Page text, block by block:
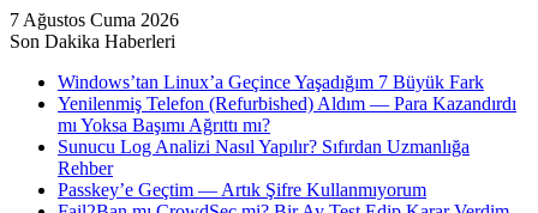
7 Ağustos Cuma 2026
Son Dakika Haberleri
Windows’tan Linux’a Geçince Yaşadığım 7 Büyük Fark
Yenilenmiş Telefon (Refurbished) Aldım — Para Kazandırdı
mı Yoksa Başımı Ağrıttı mı?
Sunucu Log Analizi Nasıl Yapılır? Sıfırdan Uzmanlığa
Rehber
Passkey’e Geçtim — Artık Şifre Kullanmıyorum